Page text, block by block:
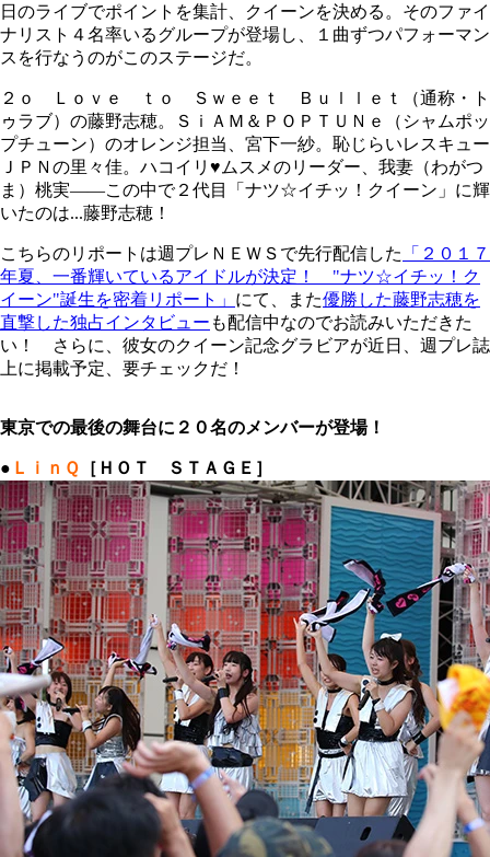
日のライブでポイントを集計、クイーンを決める。そのファイ
ナリスト４名率いるグループが登場し、１曲ずつパフォーマン
スを行なうのがこのステージだ。
２ｏ Ｌｏｖｅ ｔｏ Ｓｗｅｅｔ Ｂｕｌｌｅｔ（通称・ト
ゥラブ）の藤野志穂。ＳｉＡＭ＆ＰＯＰＴＵＮｅ（シャムポッ
プチューン）のオレンジ担当、宮下一紗。恥じらいレスキュー
ＪＰＮの里々佳。ハコイリ♥ムスメのリーダー、我妻（わがつ
ま）桃実――この中で２代目「ナツ☆イチッ！クイーン」に輝
いたのは...藤野志穂！
こちらのリポートは週プレＮＥＷＳで先行配信した
「２０１７
年夏、一番輝いているアイドルが決定！ "ナツ☆イチッ！ク
イーン"誕生を密着リポート」 にて、また優勝した藤野志穂を
直撃した独占インタビュー も配信中なのでお読みいただきた
い！ さらに、彼女のクイーン記念グラビアが近日、週プレ誌
上に掲載予定、要チェックだ！
東京での最後の舞台に２０名のメンバーが登場！
● ＬｉｎＱ ［ＨＯＴ ＳＴＡＧＥ］